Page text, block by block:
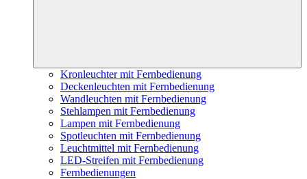
Kronleuchter mit Fernbedienung
Deckenleuchten mit Fernbedienung
Wandleuchten mit Fernbedienung
Stehlampen mit Fernbedienung
Lampen mit Fernbedienung
Spotleuchten mit Fernbedienung
Leuchtmittel mit Fernbedienung
LED-Streifen mit Fernbedienung
Fernbedienungen